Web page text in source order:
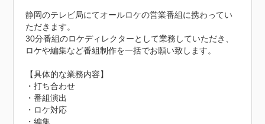
静岡のテレビ局にてオールロケの営業番組に携わってい
ただきます。
30分番組のロケディレクターとして業務していただき、
ロケや編集など番組制作を一括でお願い致します。
【具体的な業務内容】
・打ち合わせ
・番組演出
・ロケ対応
・編集